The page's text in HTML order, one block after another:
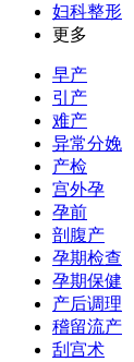
妇科整形
更多
早产
引产
难产
异常分娩
产检
宫外孕
孕前
剖腹产
孕期检查
孕期保健
产后调理
稽留流产
刮宫术